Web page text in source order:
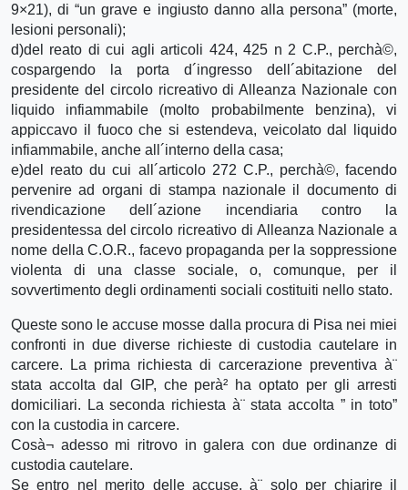
9×21), di “un grave e ingiusto danno alla persona” (morte,
lesioni personali);
d)del reato di cui agli articoli 424, 425 n 2 C.P., perchà©,
cospargendo la porta d´ingresso dell´abitazione del
presidente del circolo ricreativo di Alleanza Nazionale con
liquido infiammabile (molto probabilmente benzina), vi
appiccavo il fuoco che si estendeva, veicolato dal liquido
infiammabile, anche all´interno della casa;
e)del reato du cui all´articolo 272 C.P., perchà©, facendo
pervenire ad organi di stampa nazionale il documento di
rivendicazione dell´azione incendiaria contro la
presidentessa del circolo ricreativo di Alleanza Nazionale a
nome della C.O.R., facevo propaganda per la soppressione
violenta di una classe sociale, o, comunque, per il
sovvertimento degli ordinamenti sociali costituiti nello stato.
Queste sono le accuse mosse dalla procura di Pisa nei miei
confronti in due diverse richieste di custodia cautelare in
carcere. La prima richiesta di carcerazione preventiva à¨
stata accolta dal GIP, che perà² ha optato per gli arresti
domiciliari. La seconda richiesta à¨ stata accolta ” in toto”
con la custodia in carcere.
Cosà¬ adesso mi ritrovo in galera con due ordinanze di
custodia cautelare.
Se entro nel merito delle accuse, à¨ solo per chiarire il